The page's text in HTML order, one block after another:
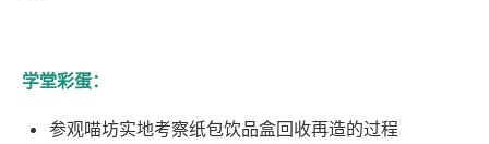
学堂彩蛋：
参观喵坊实地考察纸包饮品盒回收再造的过程